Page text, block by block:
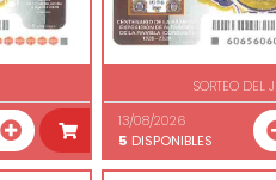
SORTEO DEL
13/08/2026
5 DISPONIBLES